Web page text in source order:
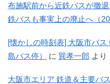
布施駅前から近鉄バスが撤
鉄バスも事実上の廃止へ（
[懐かしの時刻表] 大阪市バ
島バス停）
に 巽孝一郎 より
大阪市エリア 鉄道＆主要バ